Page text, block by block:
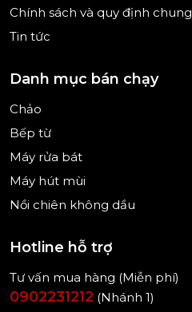
Chính sách và quy định chung
Tin tức
Danh mục bán chạy
Chảo
Bếp từ
Máy rửa bát
Máy hút mùi
Nồi chiên không dầu
Hotline hỗ trợ
Tư vấn mua hàng (Miễn phí)
0902231212 (Nhánh 1)